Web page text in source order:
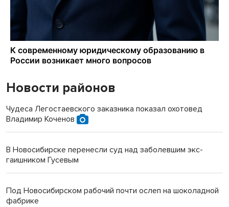
Новости районов
Чудеса Легостаевского заказника показал охотовед
Владимир Коченов
В Новосибирске перенесли суд над заболевшим экс-
гаишником Гусевым
Под Новосибирском рабочий почти ослеп на шоколадной
фабрике